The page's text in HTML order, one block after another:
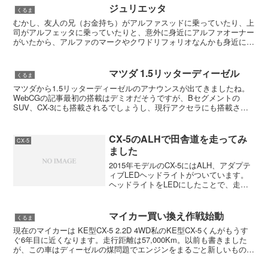
くるま ジュリエッタ
むかし、友人の兄（お金持ち）がアルファスッドに乗っていたり、上
司がアルフェッタに乗っていたりと、意外に身近にアルファオーナー
がいたから、アルファのマークやクワドリフォリオなんかも身近に感
くるま マツダ 1.5リッターディーゼル
マツダから1.5リッターディーゼルのアナウンスが出てきましたね。
WebCGの記事最初の搭載はデミオだそうですが、Bセグメントの
SUV、CX-3にも搭載されるでしょうし、現行アクセラにも搭載され
CX-5
CX-5のALHで田舎道を走ってみ
ました
2015年モデルのCX-5にはALH、アダプテ
ィブLEDヘッドライトがついています。
ヘッドライトをLEDにしたことで、走行
や先行車は眩しくなく、だけどサイドは
明るくする...
くるま マイカー買い換え作戦始動
現在のマイカーは KE型CX-5 2.2D 4WD私のKE型CX-5くんがもうす
ぐ6年目に近くなります。走行距離は57,000Km。以前も書きました
が、この車はディーゼルの煤問題でエンジンをまるごと新しいものに